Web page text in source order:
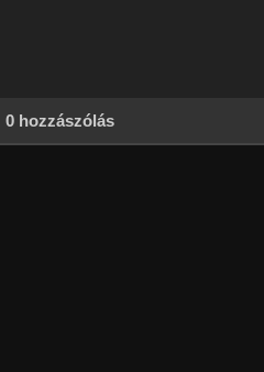
0 hozzászólás